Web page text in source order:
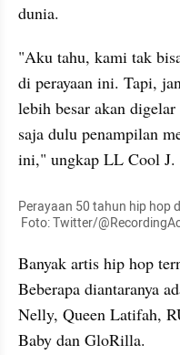
dunia.
"Aku tahu, kami tak
di perayaan ini. Tapi,
lebih besar akan
saja dulu penampilan
ini," ungkap LL Cool J.
Perayaan 50 tahun hip hop
Foto: Twitter/
Banyak artis hip hop
Beberapa diantaranya
Nelly, Queen Latifah,
Baby dan GloRilla.